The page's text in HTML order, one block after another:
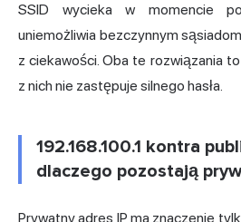
SSID wycieka w momencie
uniemożliwia bezczynnym
z ciekawości. Oba te rozwiązania
z nich nie zastępuje silnego hasła.
192.168.100.1 kontra
dlaczego pozostają
Prywatny adres IP ma znaczenie